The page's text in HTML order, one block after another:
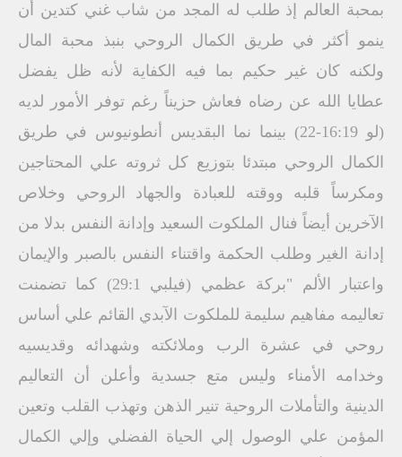
بمحبة العالم إذ طلب له المجد من شاب غني كتدين أن
ينمو أكثر في طريق الكمال الروحي بنبذ محبة المال
ولكنه كان غير حكيم بما فيه الكفاية لأنه ظل يفضل
عطايا الله عن رضاه فعاش حزيناً رغم توفر الأمور لديه
(لو 16:19-22) بينما نما البقديس أنطونيوس في طريق
الكمال الروحي مبتدئا بتوزيع كل ثروته علي المحتاجين
ومكرساً قلبه ووقته للعبادة والجهاد الروحي وخلاص
الآخرين أيضاً فنال الملكوت السعيد وإدانة النفس بدلا من
إدانة الغير وطلب الحكمة واقتناء النفس بالصبر والإيمان
واعتبار الألم "بركة عظمي (فيلبي 29:1) كما تضمنت
تعاليمه مفاهيم سليمة للملكوت الآبدي القائم علي أساس
روحي في عشرة الرب وملائكته وشهدائه وقديسيه
وخدامه الأمناء وليس متع جسدية وأعلن أن التعاليم
الدينية والتأملات الروحية تنير الذهن وتهذب القلب وتعين
المؤمن علي الوصول إلي الحياة الفضلي وإلي الكمال